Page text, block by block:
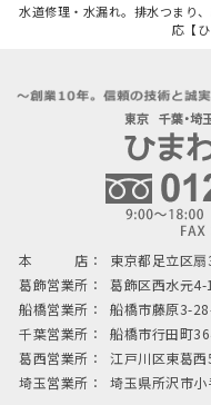
水道修理・水漏れ。排水つまり
応【
本 店：
東京都足立区
葛飾営業所：
葛飾区西水元
船橋営業所：
船橋市藤原3-
千葉営業所：
船橋市行田町
葛西営業所：
江戸川区東葛
埼玉営業所：
埼玉県所沢市小